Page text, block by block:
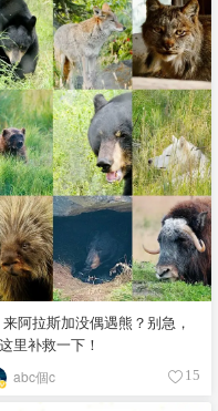
阿拉斯加没偶遇熊？别急，
里补救一下！
abc個c 15